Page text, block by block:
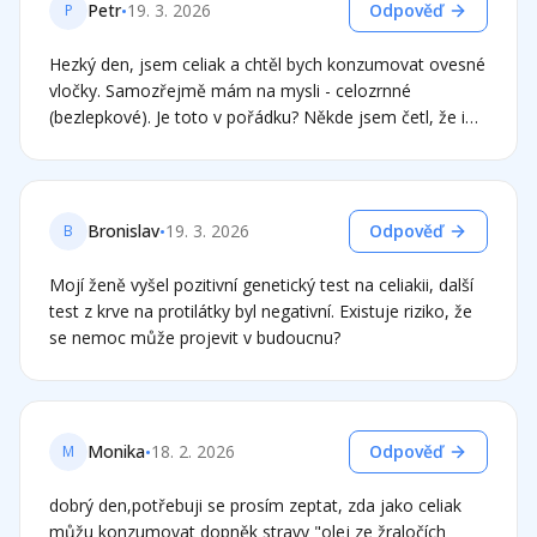
nebezpečná pro regeneraci střeva? Děkuji.
P Petr•19. 3. 2026 Odpověď
Hezký den, jsem celiak a chtěl bych konzumovat ovesné
vločky. Samozřejmě mám na mysli - celozrnné
(bezlepkové). Je toto v pořádku? Někde jsem četl, že i
B Bronislav•19. 3. 2026 Odpověď
Mojí ženě vyšel pozitivní genetický test na celiakii, další
test z krve na protilátky byl negativní. Existuje riziko, že
se nemoc může projevit v budoucnu?
M Monika•18. 2. 2026 Odpověď
dobrý den,potřebuji se prosím zeptat, zda jako celiak
můžu konzumovat dopněk stravy "olej ze žraločích